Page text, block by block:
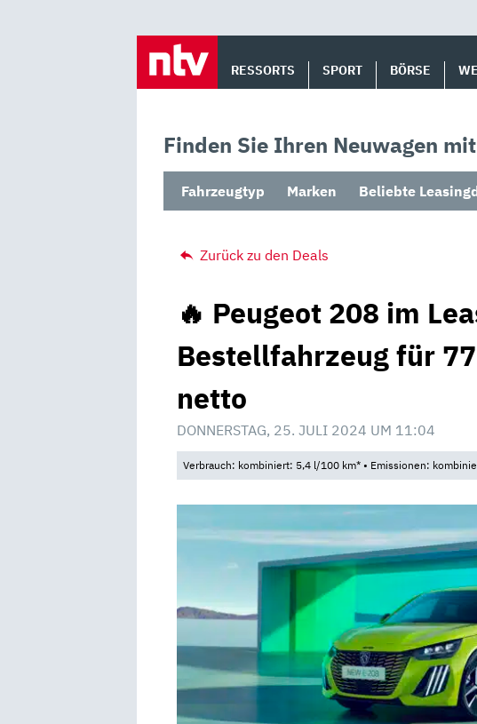
RESSORTS SPORT BÖRSE
Finden Sie Ihren Neuwagen
Fahrzeugtyp Marken Beliebte
Zurück zu den Deals
🔥 Peugeot 208 im
Bestellfahrzeug für
netto
DONNERSTAG, 25. JULI 2024 UM 11:04
Verbrauch: kombiniert: 5,4 l/100 km* • Emissionen: